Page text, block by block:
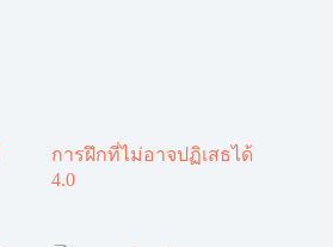
การฝึกที่ไม่อาจปฏิเสธได้
4.0